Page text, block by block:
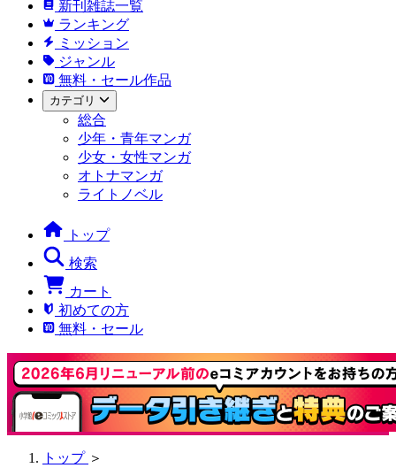
新刊雑誌一覧
ランキング
ミッション
ジャンル
無料・セール作品
カテゴリ
総合
少年・青年マンガ
少女・女性マンガ
オトナマンガ
ライトノベル
トップ
検索
カート
初めての方
無料・セール
トップ ＞